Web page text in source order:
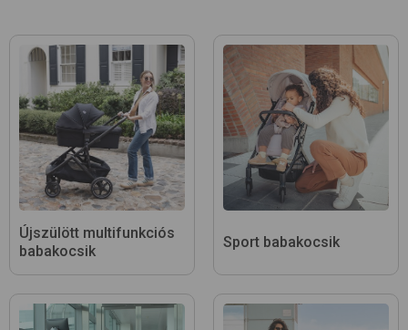
Újszülött multifunkciós
babakocsik
Sport babakocsik